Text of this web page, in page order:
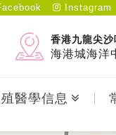
Instagram
香港九龍尖
海港城海洋
醫學信息